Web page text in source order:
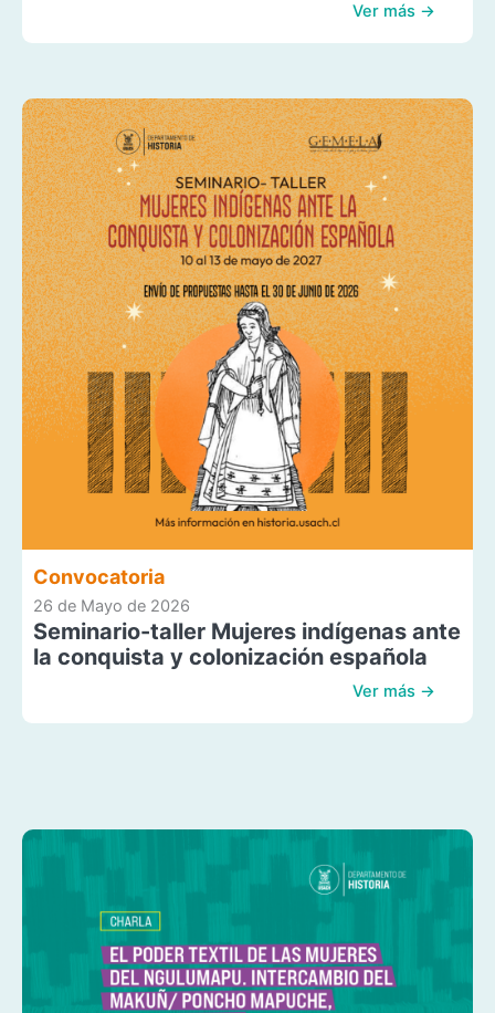
Ver más →
Convocatoria
26 de Mayo de 2026
Seminario-taller Mujeres indígenas ante
la conquista y colonización española
Ver más →